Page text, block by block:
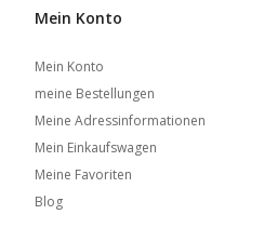
Mein Konto
Mein Konto
meine Bestellungen
Meine Adressinformationen
Mein Einkaufswagen
Meine Favoriten
Blog